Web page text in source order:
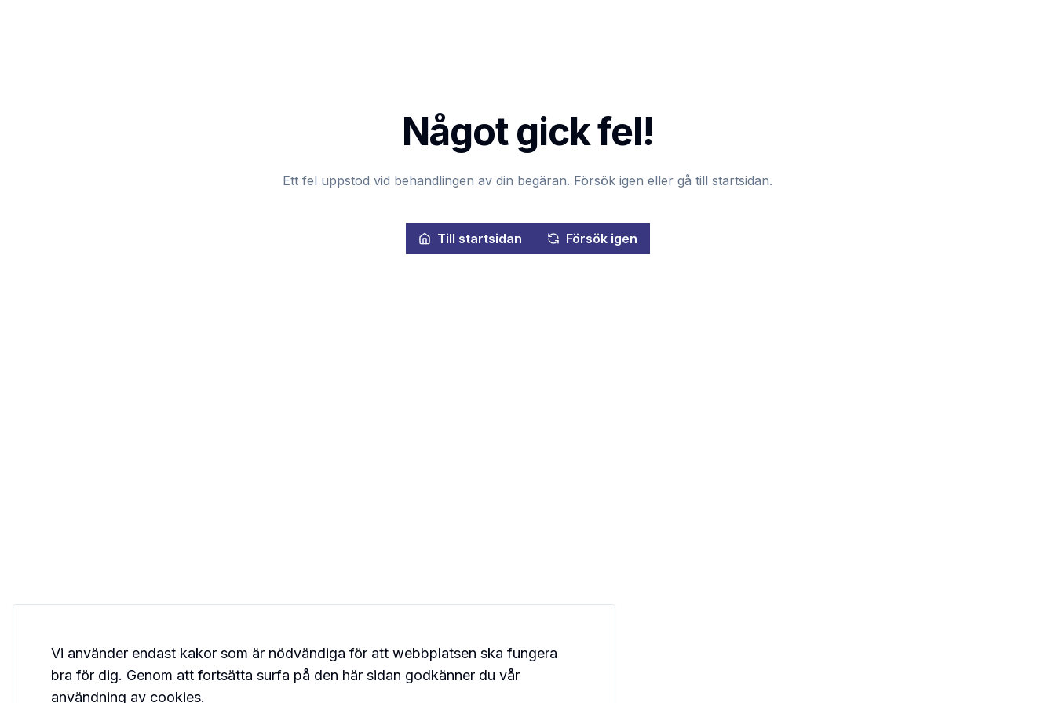
Något gick fel!
Ett fel uppstod vid behandlingen av din begäran. Försök igen eller gå till startsidan.
Till startsidan Försök igen
Vi använder endast kakor som är nödvändiga för att webbplatsen ska fungera
bra för dig. Genom att fortsätta surfa på den här sidan godkänner du vår
användning av cookies.